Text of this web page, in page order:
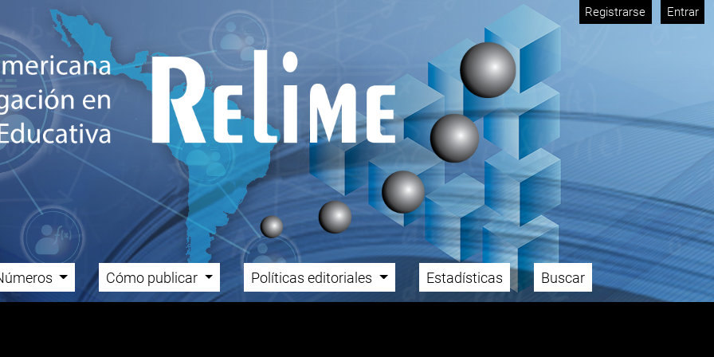
Registrarse Entrar
Cómo publicar Políticas editoriales Estadísticas Buscar